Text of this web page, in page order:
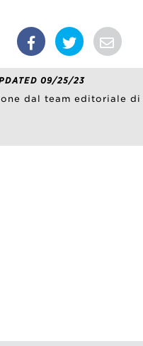
09/25/23
dal team editoriale di